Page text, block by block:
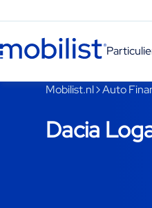
Je bent nu voorbij het
Mobilist.nl Auto
Dacia